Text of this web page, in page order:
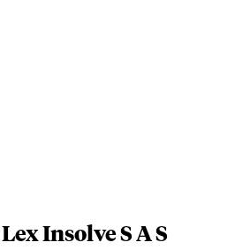
Insolve S A S